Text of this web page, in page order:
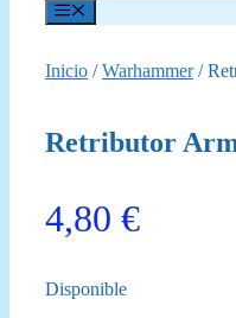
Menú
Inicio /Warhammer/
Retributor
4,80 €
Disponible